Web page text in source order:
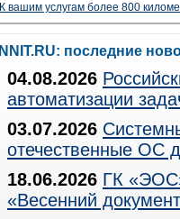
К вашим услугам более 800
NNIT.RU: последние
04.08.2026
автоматизации
03.07.2026
отечественные ОС
18.06.2026 ГК
«Весенний